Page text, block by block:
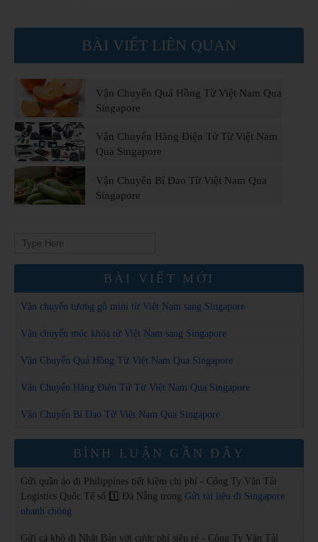
BÀI VIẾT LIÊN QUAN
Vận Chuyển Quả Hồng Từ Việt Nam Qua
Singapore
Vận Chuyển Hàng Điện Tử Từ Việt Nam
Qua Singapore
Vận Chuyển Bí Đao Từ Việt Nam Qua
Singapore
Search
BÀI VIẾT MỚI
Vận chuyển tượng gỗ mini từ Việt Nam sang Singapore
Vận chuyển móc khóa từ Việt Nam sang Singapore
Vận Chuyển Quả Hồng Từ Việt Nam Qua Singapore
Vận Chuyển Hàng Điện Tử Từ Việt Nam Qua Singapore
Vận Chuyển Bí Đao Từ Việt Nam Qua Singapore
BÌNH LUẬN GẦN ĐÂY
Gửi quần áo đi Philippines tiết kiệm chi phí - Công Ty Vận Tải
Logistics Quốc Tế số 1️⃣ Đà Nẵng trong Gửi tài liệu đi Singapore
nhanh chóng
Gửi cá khô đi Nhật Bản với cước phí siêu rẻ - Công Ty Vận Tải